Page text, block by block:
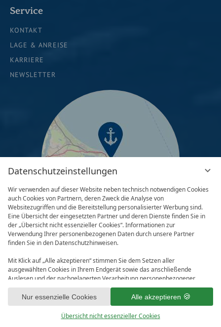
Datenschutzeinstellungen
Wir verwenden auf dieser Website neben technisch notwendigen Cookies
auch Cookies von Partnern, deren Zweck die Analyse von
Websitezugriffen und die Bereitstellung personalisierter Werbung sind.
Eine Übersicht der eingesetzten Partner und deren Dienste finden Sie in
der „Übersicht nicht essenzieller Cookies“. Informationen zur
Verwendung Ihrer personenbezogenen Daten durch unsere Partner
finden Sie in den Datenschutzhinweisen.
Mit Klick auf „Alle akzeptieren“ stimmen Sie dem Setzen aller
ausgewählten Cookies in Ihrem Endgerät sowie das anschließende
Auslesen und der nachgelagerten Verarbeitung personenbezogener
Daten (z.B. Ihrer IP-Adresse) durch uns und unseren Partnern zu. Falls
Sie damit nicht einverstanden sind, klicken Sie bitte auf „Nur essenzielle
Cookies“. Eine individuelle Auswahl können Sie unter „Übersicht nicht
essenzieller Cookies“ tätigen. Sie können Ihre Auswahl im Fußbereich
Alle akzeptieren
Nur essenzielle Cookies
Übersicht nicht essenzieller Cookies
Service
KONTAKT
LAGE & ANREISE
KARRIERE
NEWSLETTER
IMPRESSUM
DATENSCHUTZ
DATENSCHUTZEINSTELLUNGEN
AGB